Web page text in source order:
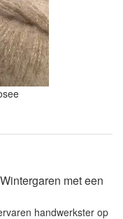
met een
handwerkster op